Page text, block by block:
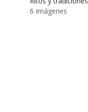
6 Imágenes